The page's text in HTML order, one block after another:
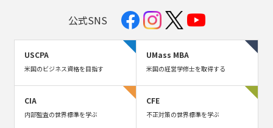
公式SNS
USCPA
米国のビジネス資格を目指す
UMass MBA
米国の経営学修士を取得する
CIA
内部監査の世界標準を学ぶ
CFE
不正対策の世界標準を学ぶ